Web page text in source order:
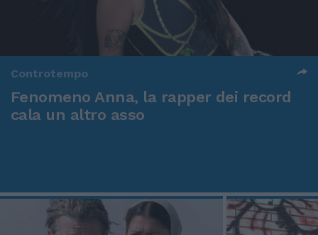
Controtempo
Fenomeno Anna, la rapper dei record
cala un altro asso